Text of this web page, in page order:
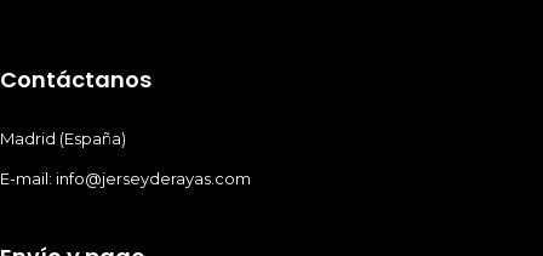
Contáctanos
Madrid (España)
E-mail: info@jerseyderayas.com